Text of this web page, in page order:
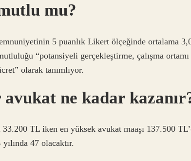
mu?
5 puanlık Likert ölçeğinde ortalama
“potansiyeli gerçekleştirme, çalışma
olarak tanımlıyor.
ne kadar
33.200 TL iken en yüksek avukat maaşı 137.500
47 olacaktır.